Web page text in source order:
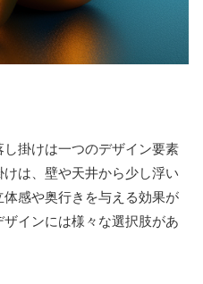
掛けは一つのデザイン要素
は、壁や天井から少し浮い
感や奥行きを与える効果が
インには様々な選択肢があ